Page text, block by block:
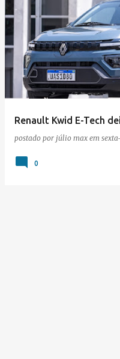
Renault Kwid E-Tech
postado por júlio max em
0